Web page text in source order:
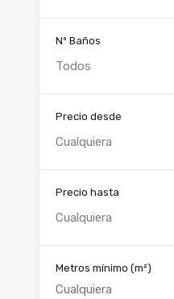
Nº Baños
Todos
Precio desde
Cualquiera
Precio hasta
Cualquiera
Metros mínimo (m²)